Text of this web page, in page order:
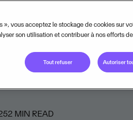
dans la
des solutions
indépendants.
2 MIN READ
vous acceptez le stockage de cookies sur
son utilisation et contribuer à nos efforts
Tout refuser Autoriser